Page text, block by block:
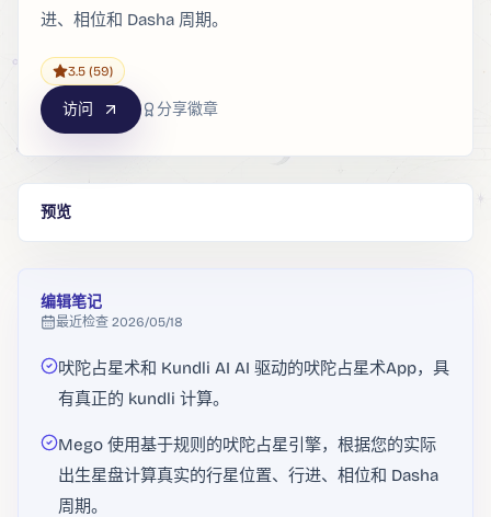
进、相位和 Dasha 周期。
3.5 (59)
访问 分享徽章
预览
编辑笔记
最近检查 2026/05/18
吠陀占星术和 Kundli AI AI 驱动的吠陀占星术App，具
有真正的 kundli 计算。
Mego 使用基于规则的吠陀占星引擎，根据您的实际
出生星盘计算真实的行星位置、行进、相位和 Dasha
周期。